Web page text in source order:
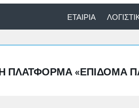
ΕΤΑΙΡΊΑ
ΠΛΑΤΦΌΡΜΑ «ΕΠΊΔΟΜΑ